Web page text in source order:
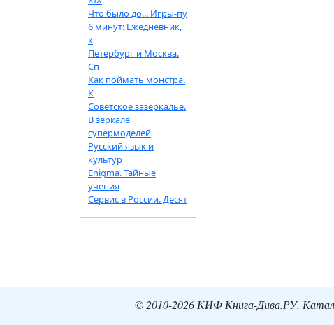
Что было до... Игры-пу
6 минут: Ежедневник,
к
Петербург и Москва.
Сп
Как поймать монстра.
К
Советское зазеркалье.
В зеркале
супермоделей
Русский язык и
культур
Enigma. Тайные
учения
Сервис в России. Десят
© 2010-2026 КИФ Книга-Дива.РУ.